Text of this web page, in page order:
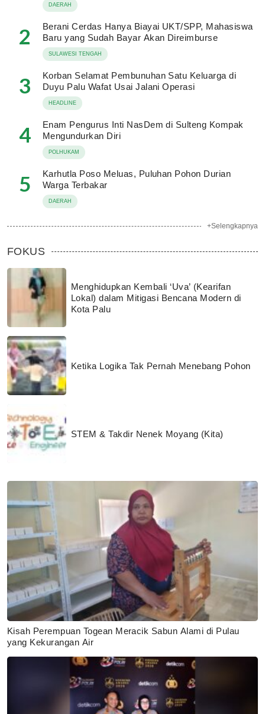
DAERAH
2
Berani Cerdas Hanya Biayai UKT/SPP, Mahasiswa
Baru yang Sudah Bayar Akan Direimburse
SULAWESI TENGAH
3
Korban Selamat Pembunuhan Satu Keluarga di
Duyu Palu Wafat Usai Jalani Operasi
HEADLINE
4
Enam Pengurus Inti NasDem di Sulteng Kompak
Mengundurkan Diri
POLHUKAM
5
Karhutla Poso Meluas, Puluhan Pohon Durian
Warga Terbakar
DAERAH
+Selengkapnya
FOKUS
Menghidupkan Kembali ‘Uva’ (Kearifan
Lokal) dalam Mitigasi Bencana Modern di
Kota Palu
Ketika Logika Tak Pernah Menebang Pohon
STEM & Takdir Nenek Moyang (Kita)
Kisah Perempuan Togean Meracik Sabun Alami di Pulau
yang Kekurangan Air